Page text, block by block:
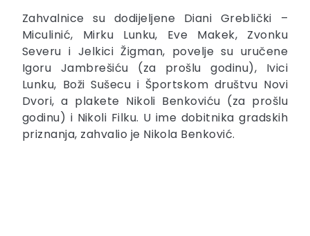
Zahvalnice su dodijeljene Diani Greblički –
Miculinić, Mirku Lunku, Eve Makek, Zvonku
Severu i Jelkici Žigman, povelje su uručene
Igoru Jambrešiću (za prošlu godinu), Ivici
Lunku, Boži Sušecu i Športskom društvu Novi
Dvori, a plakete Nikoli Benkoviću (za prošlu
godinu) i Nikoli Filku. U ime dobitnika gradskih
priznanja, zahvalio je Nikola Benković.